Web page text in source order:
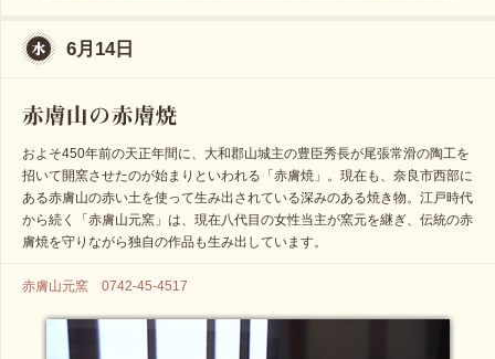
6月14日
およそ450年前の天正年間に、大和郡山城主の豊臣秀長が尾張常滑の陶工を
招いて開窯させたのが始まりといわれる「赤膚焼」。現在も、奈良市西部に
ある赤膚山の赤い土を使って生み出されている深みのある焼き物。江戸時代
から続く「赤膚山元窯」は、現在八代目の女性当主が窯元を継ぎ、伝統の赤
膚焼を守りながら独自の作品も生み出しています。
赤膚山元窯 0742-45-4517